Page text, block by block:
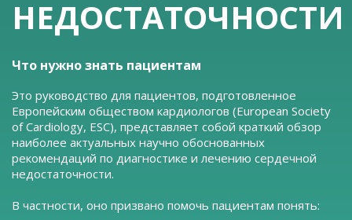
НЕДОСТАТОЧНОСТИ
Что нужно знать пациентам
Это руководство для пациентов, подготовленное
Европейским обществом кардиологов (European Society
of Cardiology, ESC), представляет собой краткий обзор
наиболее актуальных научно обоснованных
рекомендаций по диагностике и лечению сердечной
недостаточности.
В частности, оно призвано помочь пациентам понять: